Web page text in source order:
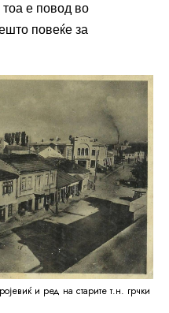
тоа е повод во
повеќе за
и ред на старите т.н. грчки